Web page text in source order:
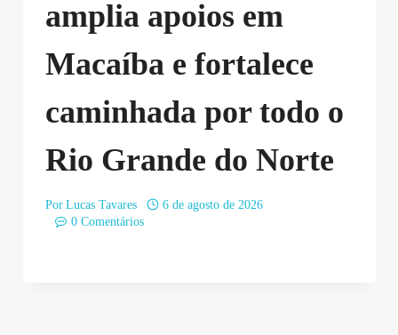
amplia apoios em
Macaíba e fortalece
caminhada por todo o
Rio Grande do Norte
Por Lucas Tavares
6 de agosto de 2026
0 Comentários